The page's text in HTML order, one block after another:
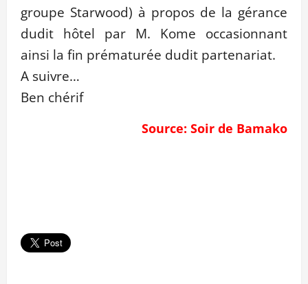
groupe Starwood) à propos de la gérance
dudit hôtel par M. Kome occasionnant
ainsi la fin prématurée dudit partenariat.
A suivre…
Ben chérif
Source: Soir de Bamako